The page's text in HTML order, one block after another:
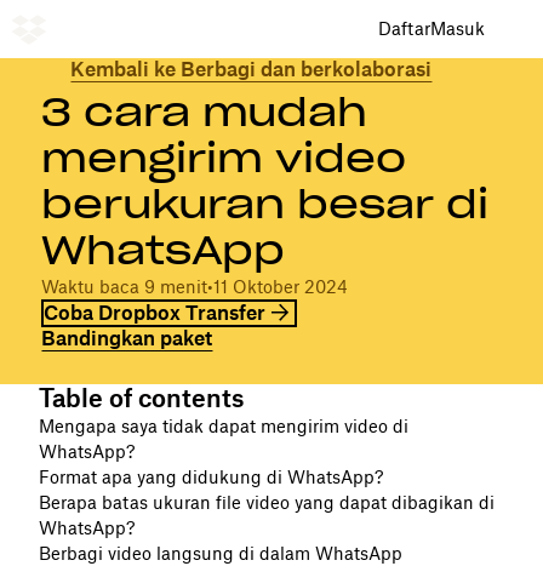
DaftarMasuk
Kembali ke Berbagi dan berkolaborasi
3 cara mudah
mengirim video
berukuran besar di
WhatsApp
Waktu baca 9 menit•11 Oktober 2024
Coba Dropbox Transfer
Bandingkan paket
Table of contents
Mengapa saya tidak dapat mengirim video di
WhatsApp?
Format apa yang didukung di WhatsApp?
Berapa batas ukuran file video yang dapat dibagikan di
WhatsApp?
Berbagi video langsung di dalam WhatsApp